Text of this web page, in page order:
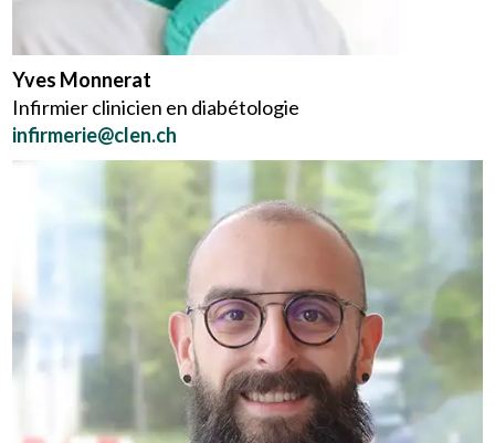
Yves Monnerat
Infirmier clinicien en diabétologie
infirmerie@clen.ch